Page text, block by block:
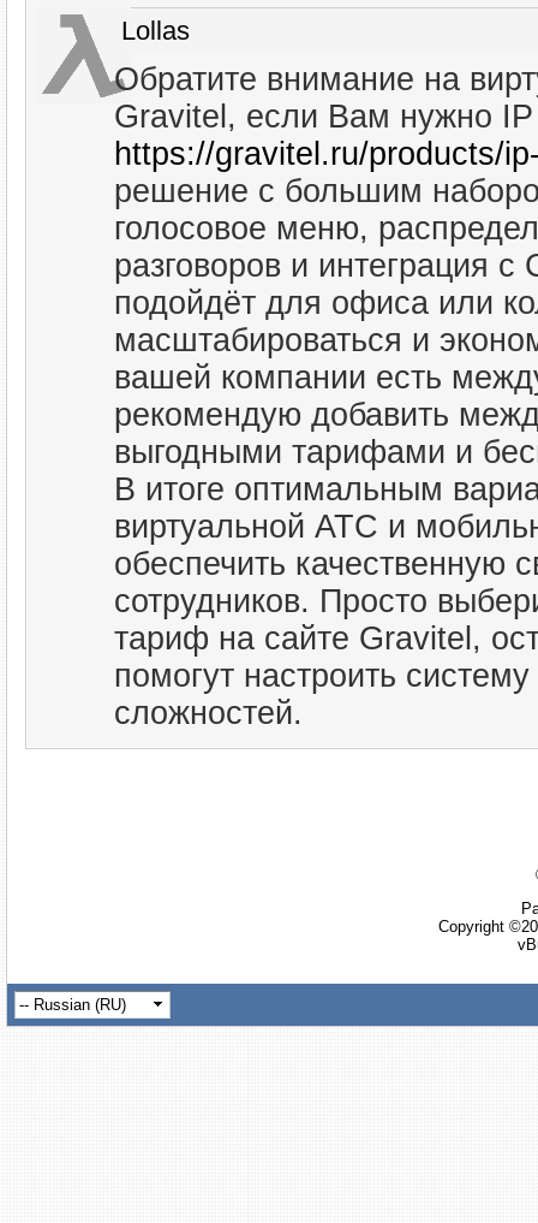
Lollas
Обратите внимание на
Gravitel, если Вам нужно
https://gravitel.ru/products/
решение с большим
голосовое меню,
разговоров и интеграция
подойдёт для офиса или
масштабироваться и
вашей компании есть
рекомендую добавить
выгодными тарифами и
В итоге оптимальным
виртуальной АТС и
обеспечить качественную
сотрудников. Просто
тариф на сайте Gravitel,
помогут настроить
сложностей.
Copyright